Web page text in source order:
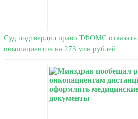
Суд подтвердил право ТФОМС отказать
онкопациентов на 273 млн рублей